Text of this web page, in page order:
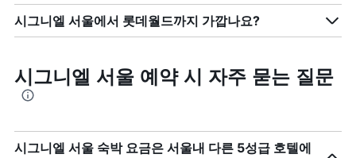
시그니엘 서울에서 롯데월드까지 가깝나요?
시그니엘 서울 예약 시 자주 묻는 질문
시그니엘 서울 숙박 요금은 서울내 다른 5성급 호텔에